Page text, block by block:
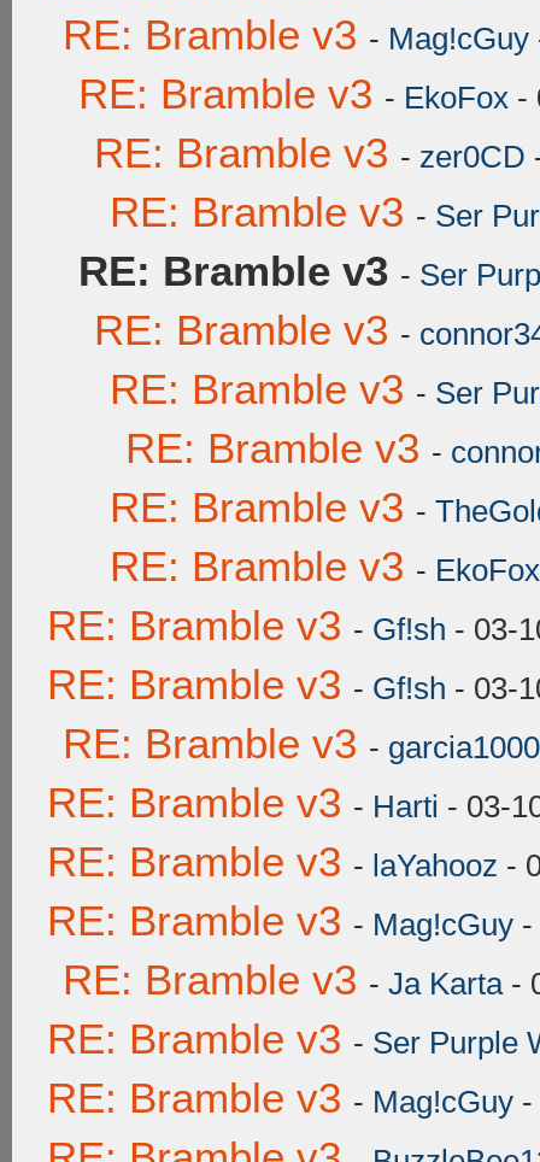
RE: Bramble v3 - Mag!cGuy
RE: Bramble v3 - EkoFox -
RE: Bramble v3 - zer0CD
RE: Bramble v3 - Ser
RE: Bramble v3 - Ser
RE: Bramble v3 -
RE: Bramble v3 - Ser
RE: Bramble v3 -
RE: Bramble v3 -
RE: Bramble v3 - EkoFox
RE: Bramble v3 - Gf!sh - 03-
RE: Bramble v3 - Gf!sh - 03-
RE: Bramble v3 - garcia1000
RE: Bramble v3 - Harti - 03-
RE: Bramble v3 - laYahooz -
RE: Bramble v3 - Mag!cGuy -
RE: Bramble v3 - Ja Karta-
RE: Bramble v3 - Ser Purple
RE: Bramble v3 - Mag!cGuy -